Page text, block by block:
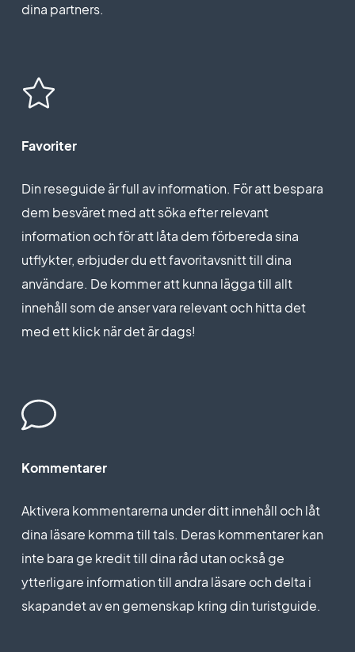
dina partners.
Favoriter
Din reseguide är full av information. För att bespara
dem besväret med att söka efter relevant
information och för att låta dem förbereda sina
utflykter, erbjuder du ett favoritavsnitt till dina
användare. De kommer att kunna lägga till allt
innehåll som de anser vara relevant och hitta det
med ett klick när det är dags!
Kommentarer
Aktivera kommentarerna under ditt innehåll och låt
dina läsare komma till tals. Deras kommentarer kan
inte bara ge kredit till dina råd utan också ge
ytterligare information till andra läsare och delta i
skapandet av en gemenskap kring din turistguide.